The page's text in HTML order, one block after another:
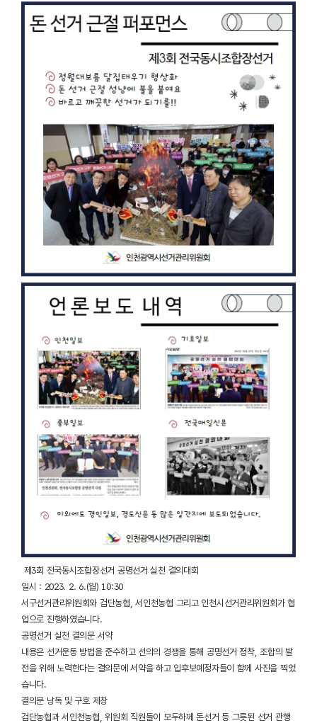
제3회 전국동시조합장선거 공명선거 실천 결의대회
일시 : 2023. 2. 6.(월) 10:30
서구선거관리위원회와 검단농협, 서인천농협 그리고 인천시선거관리위원회가 협
업으로 진행하였습니다.
공명선거 실천 결의문 서약
내용은 선거운동 방법을 준수하고 선의의 경쟁을 통해 공명선거 정착, 조합의 발
전을 위해 노력한다는 결의문에 서약을 하고 입후보예정자들이 함께 사진을 찍었
습니다.
결의문 낭독 및 구호 제창
검단농협과 서인천농협, 위원회 직원들이 모두하께 돈선거 등 그릇된 선거 관행